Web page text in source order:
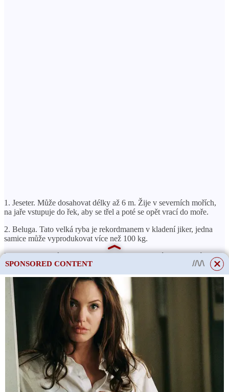
1. Jeseter. Může dosahovat délky až 6 m. Žije v severních mořích,
na jaře vstupuje do řek, aby se třel a poté se opět vrací do moře.
2. Beluga. Tato velká ryba je rekordmanem v kladení jiker, jedna
samice může vyprodukovat více než 100 kg.
3. Sevruga. Malá ryba, produkuje vysoce kvalitní hrubozrnný
produkt.
4. Trn. Váží ne více než 30 kg, ale je považováno za cenné
plemeno ryb, protože produkuje chutný a výživný produkt.
Nekontrolovaný odchyt trnek ve volné přírodě je zakázán.
ČTĚTE VÍCE
Kolik let může žít kapradina?
SPONSORED CONTENT